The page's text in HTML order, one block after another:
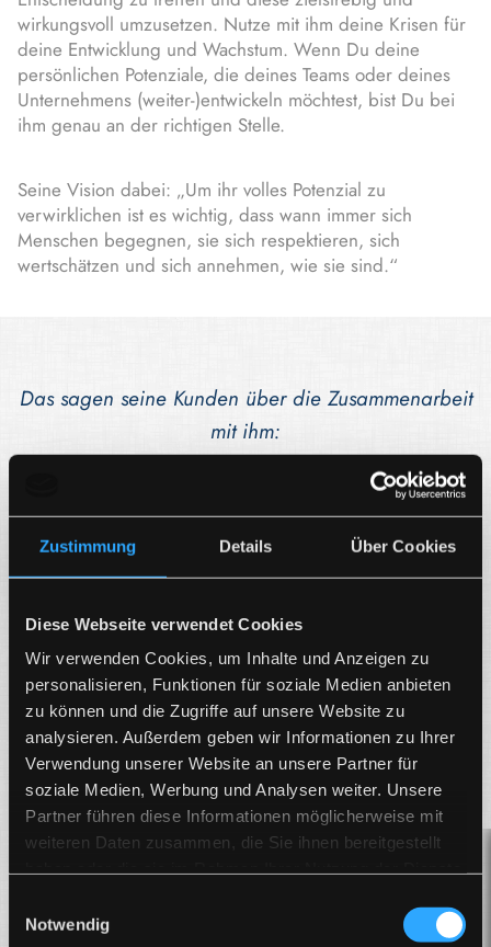
Zustimmung Details Über Cookies
Diese Webseite verwendet Cookies
Wir verwenden Cookies, um Inhalte und Anzeigen zu
personalisieren, Funktionen für soziale Medien anbieten
zu können und die Zugriffe auf unsere Website zu
analysieren. Außerdem geben wir Informationen zu Ihrer
Verwendung unserer Website an unsere Partner für
soziale Medien, Werbung und Analysen weiter. Unsere
Partner führen diese Informationen möglicherweise mit
weiteren Daten zusammen, die Sie ihnen bereitgestellt
Notwendig
wirkungsvoll umzusetzen. Nutze mit ihm deine Krisen für
deine Entwicklung und Wachstum. Wenn Du deine
persönlichen Potenziale, die deines Teams oder deines
Unternehmens (weiter-)entwickeln möchtest, bist Du bei
ihm genau an der richtigen Stelle.
Seine Vision dabei: „Um ihr volles Potenzial zu
verwirklichen ist es wichtig, dass wann immer sich
Menschen begegnen, sie sich respektieren, sich
wertschätzen und sich annehmen, wie sie sind.“
Das sagen seine Kunden über die Zusammenarbeit
mit ihm:
Mehr Infos
4,93 von 5
SEHR GUT
132 Bewertungen 100%
Empfehlungen
Zum Proven Expert Profil